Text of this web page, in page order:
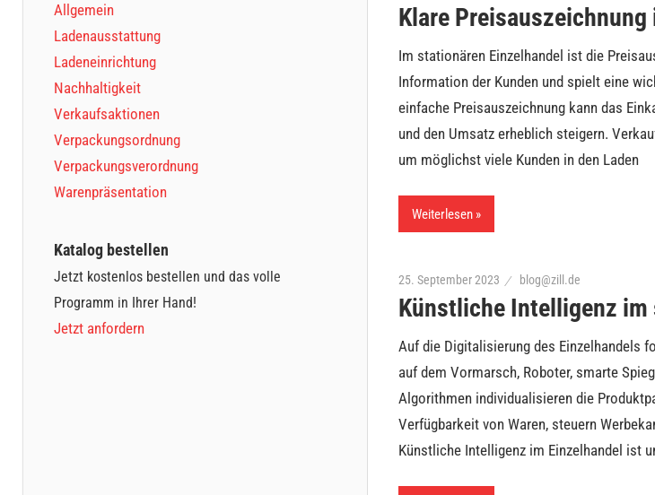
Klare
Im stationären Einzelhandel ist die
Information der Kunden und spielt eine
einfache Preisauszeichnung kann das
und den Umsatz erheblich steigern.
um möglichst viele Kunden in den Laden
Weiterlesen
25. September 2023 blog@zill.de
Künstliche Intelligenz im
Auf die Digitalisierung des Einzelhandels
auf dem Vormarsch, Roboter, smarte
Algorithmen individualisieren die
Verfügbarkeit von Waren, steuern
Künstliche Intelligenz im Einzelhandel ist
Allgemein
Ladenausstattung
Ladeneinrichtung
Nachhaltigkeit
Verkaufsaktionen
Verpackungsordnung
Verpackungsverordnung
Warenpräsentation
Katalog bestellen
Jetzt kostenlos bestellen und das volle
Programm in Ihrer Hand!
Jetzt anfordern